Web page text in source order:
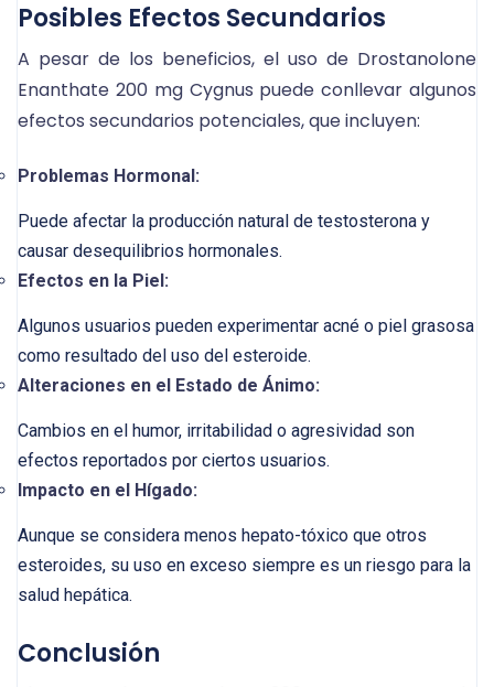
Posibles Efectos Secundarios
A pesar de los beneficios, el uso de Drostanolone
Enanthate 200 mg Cygnus puede conllevar algunos
efectos secundarios potenciales, que incluyen:
Problemas Hormonal:
Puede afectar la producción natural de testosterona y
causar desequilibrios hormonales.
Efectos en la Piel:
Algunos usuarios pueden experimentar acné o piel grasosa
como resultado del uso del esteroide.
Alteraciones en el Estado de Ánimo:
Cambios en el humor, irritabilidad o agresividad son
efectos reportados por ciertos usuarios.
Impacto en el Hígado:
Aunque se considera menos hepato-tóxico que otros
esteroides, su uso en exceso siempre es un riesgo para la
salud hepática.
Conclusión